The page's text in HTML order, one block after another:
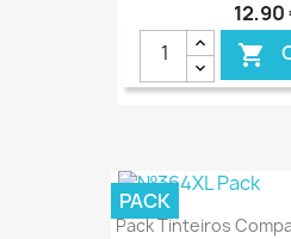
12,90

Pack Tinteiros
PACK